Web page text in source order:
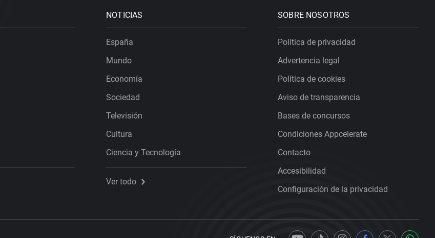
NOTICIAS
España
Mundo
Economía
Sociedad
Televisión
Cultura
Ciencia y Tecnología
Ver todo
SOBRE NOSOTROS
Política de privacidad
Advertencia legal
Política de cookies
Aviso de transparencia
Bases de concursos
Condiciones Appcelerate
Contacto
Accesibilidad
Configuración de la privacidad